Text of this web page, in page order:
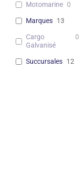
Motomarine 0
Marques 13
Cargo
Galvanisé
0
Succursales 12